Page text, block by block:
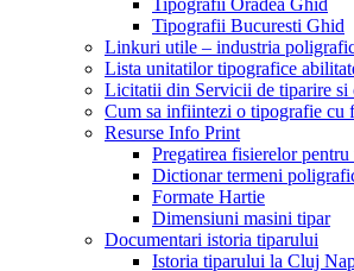
Tipografii Oradea Ghid
Tipografii Bucuresti Ghid
Linkuri utile – industria
Lista unitatilor tipografice
Licitatii din Servicii de tiparire si
Cum sa infiintezi o tipografie cu
Resurse Info Print
Pregatirea fisierelor pentru
Dictionar termeni
Formate Hartie
Dimensiuni masini tipar
Documentari istoria tiparului
Istoria tiparului la Cluj